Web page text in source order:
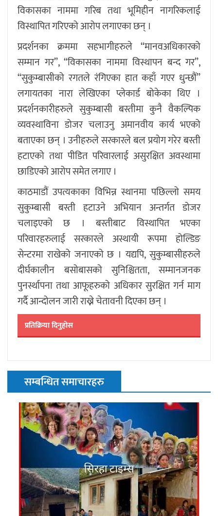
विकासका नाममा गरिब तथा भूमिहीन नागरिकलाई
विस्थापित गरिएको आरोप लगाएका छन् ।
प्रदर्शनका क्रममा सहभागीहरुले “मानवअधिकारको
सम्मान गर”, “विकासका नाममा विस्थापन बन्द गर”,
“सुकुम्बासीको रगतले रंगिएका हात कहाँ गएर धुन्छौं”
लगायतका नारा लेखिएका प्लेकार्ड बोकेका थिए ।
प्रदर्शनकारीहरुले सुकुम्बासी बस्तीमा कुनै वैकल्पिक
व्यवस्थाविना डोजर चलाउनु अमानवीय कार्य भएको
बताएका छन् । उनीहरुले सरकारले बल प्रयोग गरेर बस्ती
हटाएको तथा पीडित परिवारलाई असुरक्षित अवस्थामा
छाडिएको आरोप समेत लगाए ।
काठमाडौं उपत्यकाका विभिन्न स्थानमा पछिल्लो समय
सुकुम्बासी बस्ती हटाउने अभियान अन्तर्गत डोजर
चलाइएको छ । बस्तीबाट विस्थापित भएका
परिवारहरुलाई सरकारले अस्थायी रूपमा होल्डिङ
सेन्टरमा राखेको जनाएको छ । यद्यपि, सुकुम्बासीहरुले
दीर्घकालीन बसोबासको सुनिश्चितता, सम्मानजनक
पुनर्स्थापना तथा आफूहरुको अधिकार सुरक्षित गर्न माग
गर्दै आन्दोलन जारी राख्ने चेतावनी दिएका छन् ।
प्रतिक्रिया दिनुहोस
सम्बन्धित समाचारहरु